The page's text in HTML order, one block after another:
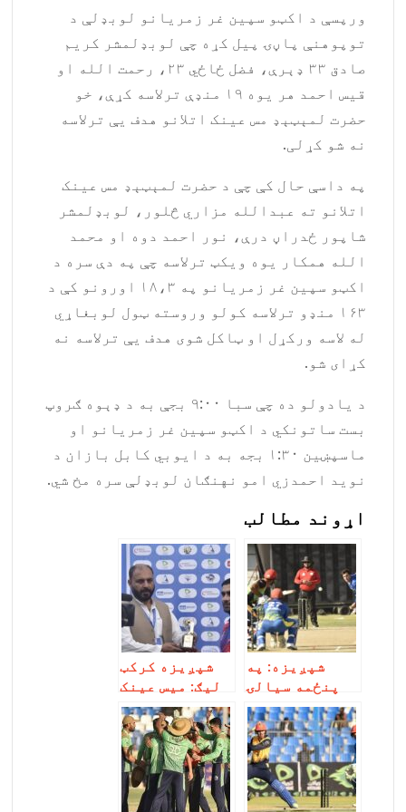
ورپسې د اکټو سپین غر زمریانو لوبډلې د
توپوهنې پاڼۍ پیل کړه چې لوبډلمشر کریم
صادق ۳۳ ډېرې، فضل ځاځي ۲۳، رحمت الله او
قیس احمد هر یوه ۱۹ منډې ترلاسه کړې، خو
حضرت لمېټېډ مس عینک اتلانو هدف یې ترلاسه
نه شو کړلی.
په داسې حال کې چې د حضرت لمېټېډ مس عینک
اتلانو ته عبدالله مزاري څلور، لوبډلمشر
شاپور ځدراڼ درې، نور احمد دوه او محمد
الله همکار یوه ویکټ ترلاسه چې په دې سره د
اکټو سپین غر زمریانو په ۱۸،۳ اورونو کې د
۱۶۳ منډو ترلاسه کولو وروسته ټول لوبغاړي
له لاسه ورکړل او ټاکل شوی هدف یې ترلاسه نه
کړای شو.
د یادولو ده چې سبا ۹:۰۰ بجې به د ډېوه ګروپ
بست ساتونکي د اکټو سپین غر زمریانو او
ماسپښین ۱:۳۰ بجه به د ایوبي کابل بازان د
نوید احمدزي امو نهنګان لوبډلې سره مخ شي.
اړوند مطالب
شپږیزه: په
پنځمه سیالۍ
کې د بند امیر
ښامارانو بست
ساتونکي له
ماتې سره مخ
کړل، سبا سهار
امو نهنګان د
شپږیزه کرکټ
لیګ: میس عینک
اتلانو بند
امیر
ښامارانو ته
ماتې ورکړه،
سبا سپین غر
زمریان د امو